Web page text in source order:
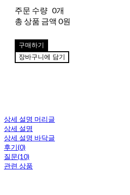
주문 수량 0개
총 상품 금액 0원
구매하기
장바구니에 담기
상세 설명 머리글
상세 설명
상세 설명 바닥글
후기(0)
질문(10)
관련 상품